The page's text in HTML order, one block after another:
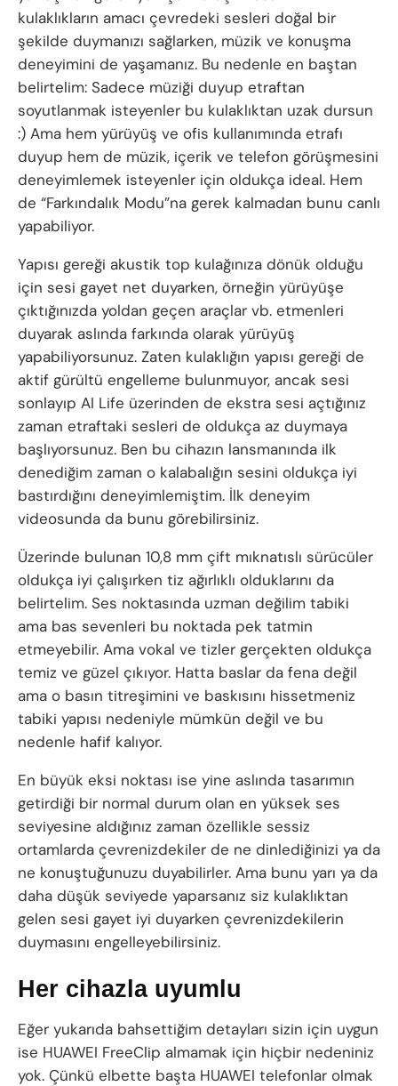
kulaklıkların amacı çevredeki sesleri doğal bir
şekilde duymanızı sağlarken, müzik ve konuşma
deneyimini de yaşamanız. Bu nedenle en baştan
belirtelim: Sadece müziği duyup etraftan
soyutlanmak isteyenler bu kulaklıktan uzak dursun
:) Ama hem yürüyüş ve ofis kullanımında etrafı
duyup hem de müzik, içerik ve telefon görüşmesini
deneyimlemek isteyenler için oldukça ideal. Hem
de “Farkındalık Modu”na gerek kalmadan bunu canlı
yapabiliyor.
Yapısı gereği akustik top kulağınıza dönük olduğu
için sesi gayet net duyarken, örneğin yürüyüşe
çıktığınızda yoldan geçen araçlar vb. etmenleri
duyarak aslında farkında olarak yürüyüş
yapabiliyorsunuz. Zaten kulaklığın yapısı gereği de
aktif gürültü engelleme bulunmuyor, ancak sesi
sonlayıp AI Life üzerinden de ekstra sesi açtığınız
zaman etraftaki sesleri de oldukça az duymaya
başlıyorsunuz. Ben bu cihazın lansmanında ilk
denediğim zaman o kalabalığın sesini oldukça iyi
bastırdığını deneyimlemiştim. İlk deneyim
videosunda da bunu görebilirsiniz.
Üzerinde bulunan 10,8 mm çift mıknatıslı sürücüler
oldukça iyi çalışırken tiz ağırlıklı olduklarını da
belirtelim. Ses noktasında uzman değilim tabiki
ama bas sevenleri bu noktada pek tatmin
etmeyebilir. Ama vokal ve tizler gerçekten oldukça
temiz ve güzel çıkıyor. Hatta baslar da fena değil
ama o basın titreşimini ve baskısını hissetmeniz
tabiki yapısı nedeniyle mümkün değil ve bu
nedenle hafif kalıyor.
En büyük eksi noktası ise yine aslında tasarımın
getirdiği bir normal durum olan en yüksek ses
seviyesine aldığınız zaman özellikle sessiz
ortamlarda çevrenizdekiler de ne dinlediğinizi ya da
ne konuştuğunuzu duyabilirler. Ama bunu yarı ya da
daha düşük seviyede yaparsanız siz kulaklıktan
gelen sesi gayet iyi duyarken çevrenizdekilerin
duymasını engelleyebilirsiniz.
Her cihazla uyumlu
Eğer yukarıda bahsettiğim detayları sizin için uygun
ise HUAWEI FreeClip almamak için hiçbir nedeniniz
yok. Çünkü elbette başta HUAWEI telefonlar olmak